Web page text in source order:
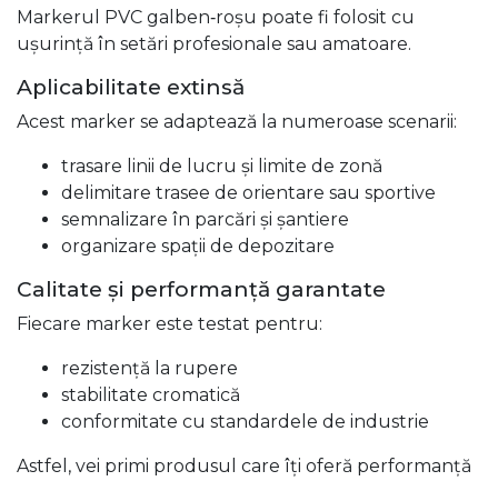
Markerul PVC galben‑roșu poate fi folosit cu
ușurință în setări profesionale sau amatoare.
Aplicabilitate extinsă
Acest marker se adaptează la numeroase scenarii:
trasare linii de lucru și limite de zonă
delimitare trasee de orientare sau sportive
semnalizare în parcări și șantiere
organizare spații de depozitare
Calitate și performanță garantate
Fiecare marker este testat pentru:
rezistență la rupere
stabilitate cromatică
conformitate cu standardele de industrie
Astfel, vei primi produsul care îți oferă performanță